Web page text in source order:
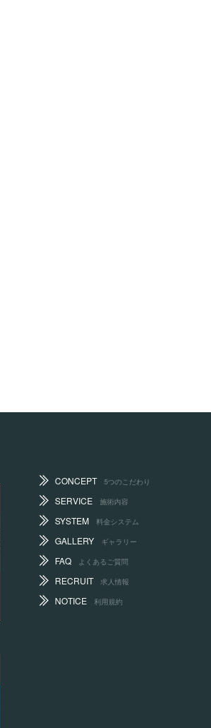
CONCEPT 5つのこだわり
SERVICE 施術内容
SYSTEM 料金システム
GALLERY ギャラリー
FAQ よくあるご質問
RECRUIT 求人情報
NOTICE 利用規約